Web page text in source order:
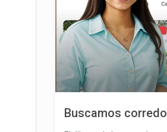
Buscamos